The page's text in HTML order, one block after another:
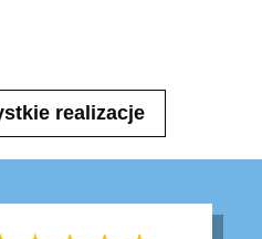
realizacje